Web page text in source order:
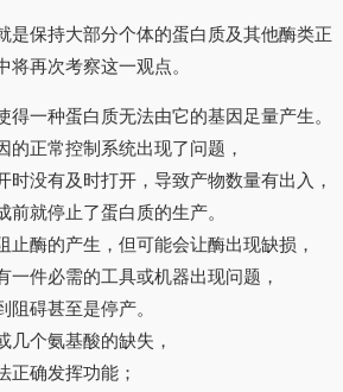
是保持大部分个体的蛋白质及其他酶类正
再次考察这一观点。
得一种蛋白质无法由它的基因足量产生。
的正常控制系统出现了问题，
时没有及时打开，导致产物数量有出入，
就停止了蛋白质的生产。
止酶的产生，但可能会让酶出现缺损，
一件必需的工具或机器出现问题，
阻碍甚至是停产。
几个氨基酸的缺失，
正确发挥功能；